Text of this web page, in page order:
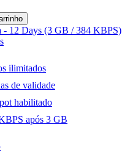
- 12 Days (3 GB / 384 KBPS)
ilimitados
de validade
habilitado
após 3 GB